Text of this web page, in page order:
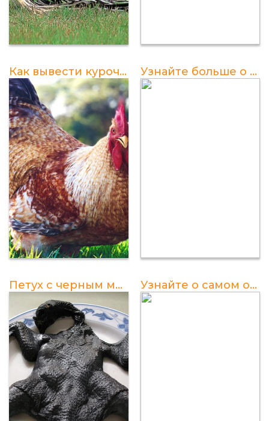
Как вывести курочек а не петухов в инкубаторе? Узнайте больше о петухах с лохматыми лапами
Петух с черным мясом: удивительные открытия и интересные факты Узнайте о самом огромном петухе на планете